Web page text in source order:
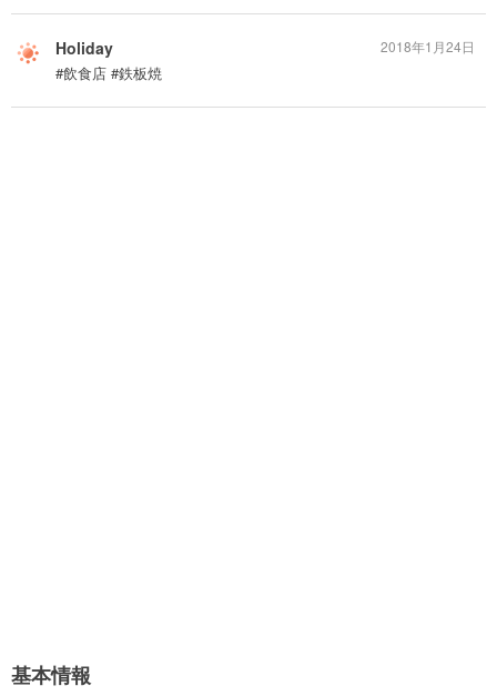
Holiday
#飲食店 #鉄板焼
2018年1月24日
基本情報